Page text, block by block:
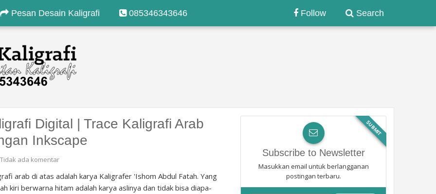
Follow Search
Pesan Desain Kaligrafi 085346343646
Digital | Trace Kaligrafi Arab
Inkscape
Tidak ada komentar
arab di atas adalah karya Kaligrafer 'Ishom Abdul Fatah. Yang
kiri berwarna hitam adalah karya aslinya dan tidak bisa diapa-
SUBMIT
Subscribe to Newsletter
Masukkan email untuk berlangganan
postingan terbaru.